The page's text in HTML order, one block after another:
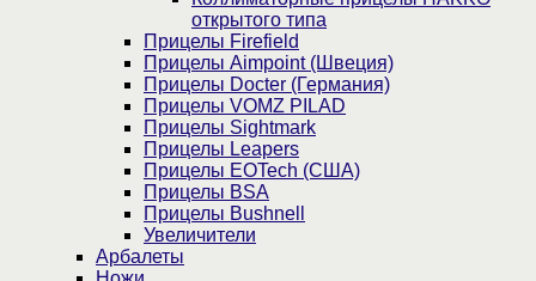
открытого типа
Прицелы Firefield
Прицелы Aimpoint (Швеция)
Прицелы Docter (Германия)
Прицелы VOMZ PILAD
Прицелы Sightmark
Прицелы Leapers
Прицелы EOTech (США)
Прицелы BSA
Прицелы Bushnell
Увеличители
Арбалеты